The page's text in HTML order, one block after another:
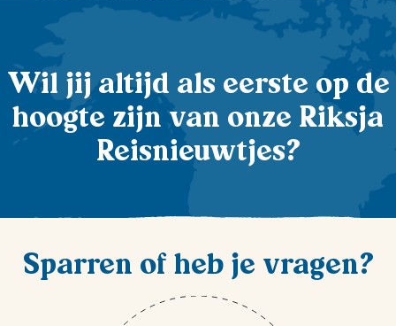
Wil jij altijd als eerste op de
hoogte zijn van onze Riksja
Reisnieuwtjes?
Sparren of heb je vragen?